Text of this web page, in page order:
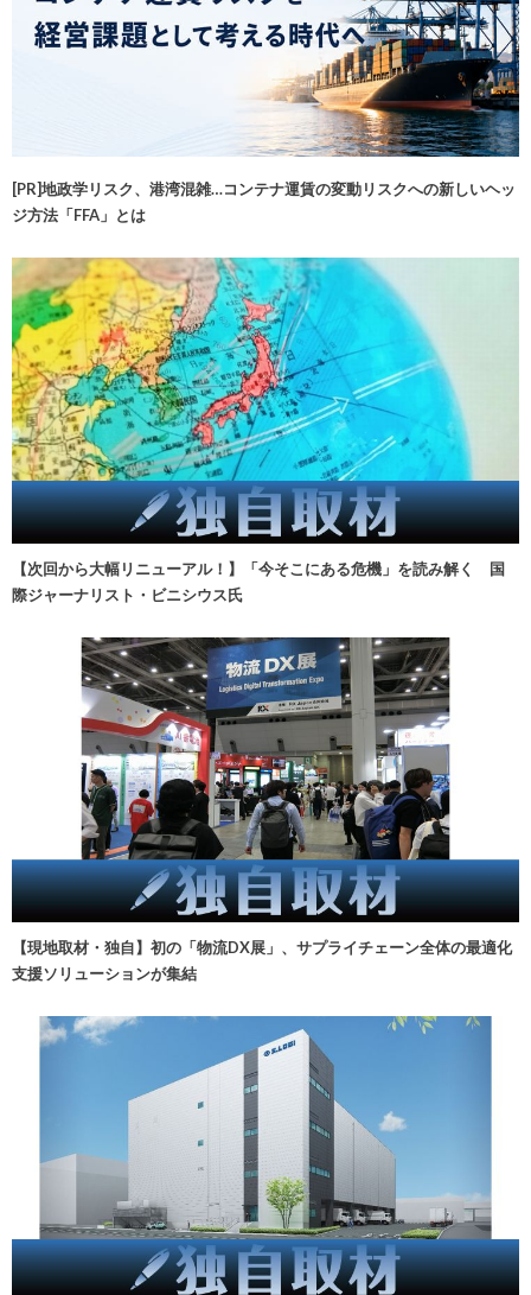
[PR]地政学リスク、港湾混雑…コンテナ運賃の変動リスクへの新しいヘッ
ジ方法「FFA」とは
【次回から大幅リニューアル！】「今そこにある危機」を読み解く 国
際ジャーナリスト・ビニシウス氏
【現地取材・独自】初の「物流DX展」、サプライチェーン全体の最適化
支援ソリューションが集結